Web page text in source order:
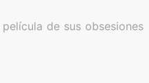
de sus obsesiones